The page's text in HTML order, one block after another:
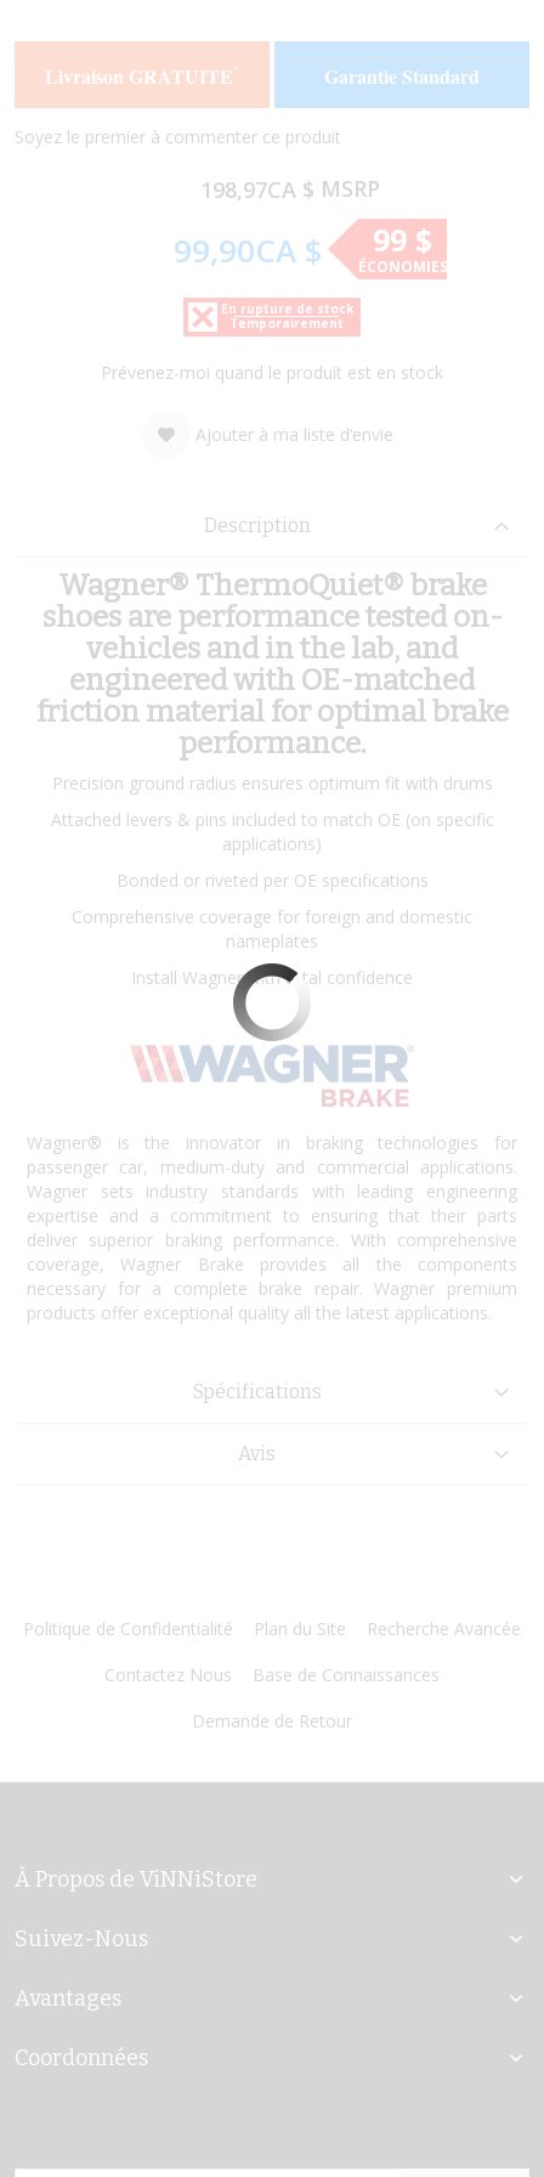
images
gallery
images
gallery
Livraison GRATUITE Garantie Standard
Soyez le premier à commenter ce produit
198,97CA $ MSRP
En rupture de stock
Temporairement
99,90CA $ 99 $
ÉCONOMIES
Prévenez-moi quand le produit est en stock
Ajouter à ma liste d’envie
Description
Wagner® ThermoQuiet® brake
shoes are performance tested on-
vehicles and in the lab, and
engineered with OE-matched
friction material for optimal brake
performance.
Precision ground radius ensures optimum fit with drums
Attached levers & pins included to match OE (on specific
applications)
Bonded or riveted per OE specifications
Comprehensive coverage for foreign and domestic
nameplates
Install Wagner with total confidence
Wagner® is the innovator in braking technologies for
passenger car, medium-duty and commercial applications.
Wagner sets industry standards with leading engineering
expertise and a commitment to ensuring that their parts
deliver superior braking performance. With comprehensive
coverage, Wagner Brake provides all the components
necessary for a complete brake repair. Wagner premium
products offer exceptional quality all the latest applications.
Spécifications
Avis
Politique de Confidentialité Plan du Site
Recherche Avancée
Contactez Nous
Base de Connaissances
Demande de Retour
À Propos de ViNNiStore
Suivez-Nous
Avantages
Coordonnées